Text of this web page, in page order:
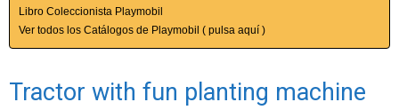
Libro Coleccionista Playmobil
Ver todos los Catálogos de Playmobil ( pulsa aquí )
Tractor with fun planting machine